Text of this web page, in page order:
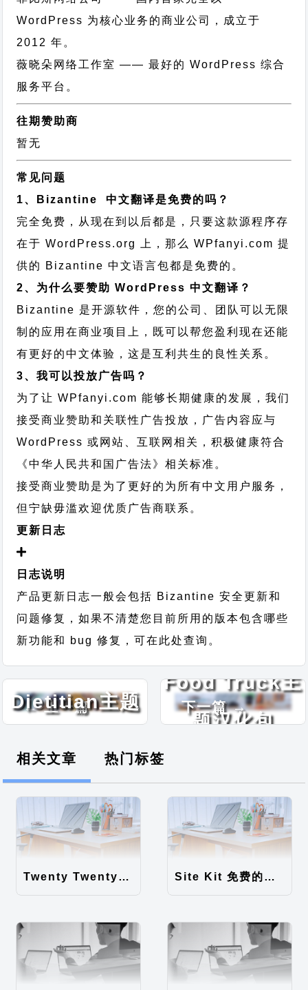
WordPress 为核心业务的商业公司，成立于
2012 年。
薇晓朵网络工作室 —— 最好的 WordPress 综合
服务平台。
往期赞助商
暂无
常见问题
1、Bizantine 中文翻译是免费的吗？
完全免费，从现在到以后都是，只要这款源程序存
在于 WordPress.org 上，那么 WPfanyi.com 提
供的 Bizantine 中文语言包都是免费的。
2、为什么要赞助 WordPress 中文翻译？
Bizantine 是开源软件，您的公司、团队可以无限
制的应用在商业项目上，既可以帮您盈利现在还能
有更好的中文体验，这是互利共生的良性关系。
3、我可以投放广告吗？
为了让 WPfanyi.com 能够长期健康的发展，我们
接受商业赞助和关联性广告投放，广告内容应与
WordPress 或网站、互联网相关，积极健康符合
《中华人民共和国广告法》相关标准。
接受商业赞助是为了更好的为所有中文用户服务，
但宁缺毋滥欢迎优质广告商联系。
更新日志
日志说明
产品更新日志一般会包括 Bizantine 安全更新和
问题修复，如果不清楚您目前所用的版本包含哪些
新功能和 bug 修复，可在此处查询。
← 上一篇
Fitmeal
Dietitian主题
下一篇 →
Food Truck主
题汉化包
相关文章 热门标签
Twenty Twenty-Five 免费的WordPress内容主题 Site Kit 免费的WordPress数据统计插件